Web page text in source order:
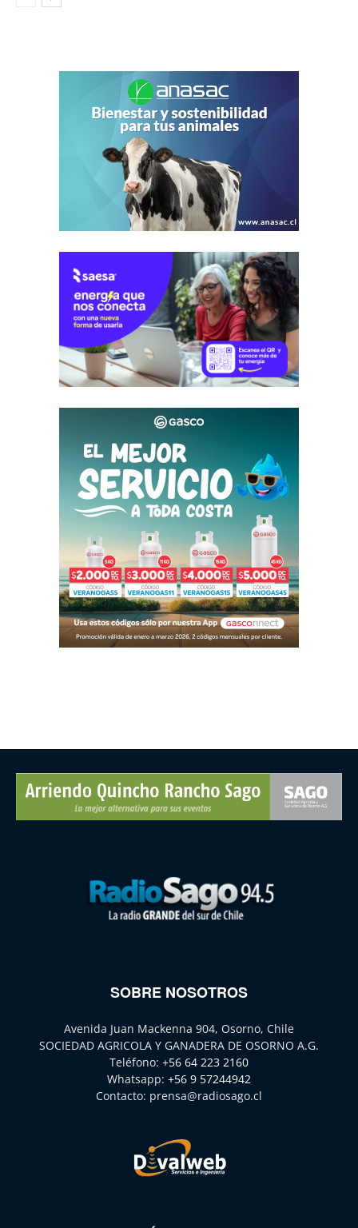
SOBRE NOSOTROS
Avenida Juan Mackenna 904, Osorno, Chile
SOCIEDAD AGRICOLA Y GANADERA DE OSORNO A.G.
Teléfono: +56 64 223 2160
Whatsapp: +56 9 57244942
Contacto: prensa@radiosago.cl